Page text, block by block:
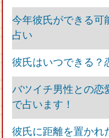
今年彼氏ができる可
占い
彼氏はいつできる？
バツイチ男性との恋
で占います！
彼氏に距離を置かれ